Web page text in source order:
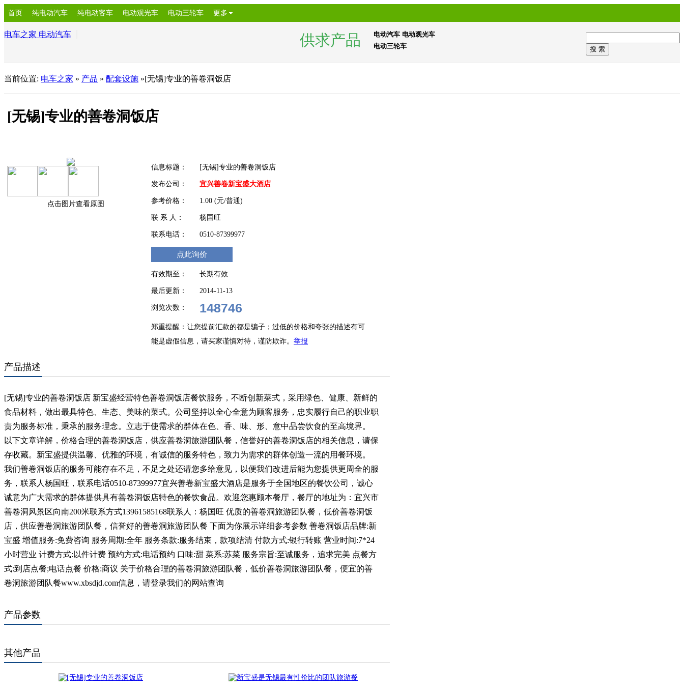
首页 纯电动汽车 纯电动客车 电动观光车 电动三轮车 更多
电车之家 电动汽车 供求产品 电动汽车 电动观光车
电动三轮车
当前位置: 电车之家 » 产品 » 配套设施 »[无锡]专业的善卷洞饭店
[无锡]专业的善卷洞饭店
点击图片查看原图
信息标题： [无锡]专业的善卷洞饭店
发布公司： 宜兴善卷新宝盛大酒店
参考价格： 1.00 (元/普通)
联 系 人： 杨国旺
联系电话： 0510-87399977
点此询价
有效期至： 长期有效
最后更新： 2014-11-13
浏览次数： 148746
郑重提醒：让您提前汇款的都是骗子；过低的价格和夸张的描述有可
能是虚假信息，请买家谨慎对待，谨防欺诈。 举报
产品描述
[无锡]专业的善卷洞饭店 新宝盛经营特色善卷洞饭店餐饮服务，不断创新菜式，采用绿色、健康、新鲜的
食品材料，做出最具特色、生态、美味的菜式。公司坚持以全心全意为顾客服务，忠实履行自己的职业职
责为服务标准，秉承的服务理念。立志于使需求的群体在色、香、味、形、意中品尝饮食的至高境界。
以下文章详解，价格合理的善卷洞饭店，供应善卷洞旅游团队餐，信誉好的善卷洞饭店的相关信息，请保
存收藏。新宝盛提供温馨、优雅的环境，有诚信的服务特色，致力为需求的群体创造一流的用餐环境。
我们善卷洞饭店的服务可能存在不足，不足之处还请您多给意见，以便我们改进后能为您提供更周全的服
务，联系人杨国旺，联系电话0510-87399977宜兴善卷新宝盛大酒店是服务于全国地区的餐饮公司，诚心
诚意为广大需求的群体提供具有善卷洞饭店特色的餐饮食品。欢迎您惠顾本餐厅，餐厅的地址为：宜兴市
善卷洞风景区向南200米联系方式13961585168联系人：杨国旺 优质的善卷洞旅游团队餐，低价善卷洞饭
店，供应善卷洞旅游团队餐，信誉好的善卷洞旅游团队餐 下面为你展示详细参考参数 善卷洞饭店品牌:新
宝盛 增值服务:免费咨询 服务周期:全年 服务条款:服务结束，款项结清 付款方式:银行转账 营业时间:7*24
小时营业 计费方式:以件计费 预约方式:电话预约 口味:甜 菜系:苏菜 服务宗旨:至诚服务，追求完美 点餐方
式:到店点餐;电话点餐 价格:商议 关于价格合理的善卷洞旅游团队餐，低价善卷洞旅游团队餐，便宜的善
卷洞旅游团队餐www.xbsdjd.com信息，请登录我们的网站查询
产品参数
其他产品